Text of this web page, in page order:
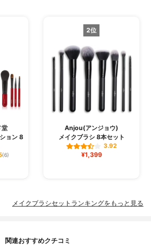
堂
ョン 8
(6)
2位
Anjou(アンジョウ)
メイクブラシ 8本セット
3.92
¥1,399
メイクブラシセットランキングをもっと見る
関連おすすめクチコミ